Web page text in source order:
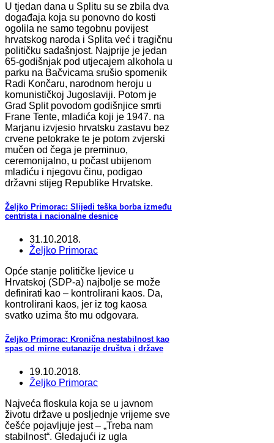
U tjedan dana u Splitu su se zbila dva
događaja koja su ponovno do kosti
ogolila ne samo tegobnu povijest
hrvatskog naroda i Splita već i tragičnu
političku sadašnjost. Najprije je jedan
65-godišnjak pod utjecajem alkohola u
parku na Bačvicama srušio spomenik
Radi Končaru, narodnom heroju u
komunističkoj Jugoslaviji. Potom je
Grad Split povodom godišnjice smrti
Frane Tente, mladića koji je 1947. na
Marjanu izvjesio hrvatsku zastavu bez
crvene petokrake te je potom zvjerski
mučen od čega je preminuo,
ceremonijalno, u počast ubijenom
mladiću i njegovu činu, podigao
državni stijeg Republike Hrvatske.
Željko Primorac: Slijedi teška borba između
centrista i nacionalne desnice
31.10.2018.
Željko Primorac
Opće stanje političke ljevice u
Hrvatskoj (SDP-a) najbolje se može
definirati kao – kontrolirani kaos. Da,
kontrolirani kaos, jer iz tog kaosa
svatko uzima što mu odgovara.
Željko Primorac: Kronična nestabilnost kao
spas od mirne eutanazije društva i države
19.10.2018.
Željko Primorac
Najveća floskula koja se u javnom
životu države u posljednje vrijeme sve
češće pojavljuje jest – „Treba nam
stabilnost“. Gledajući iz ugla